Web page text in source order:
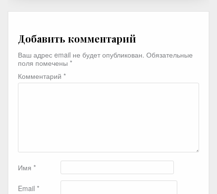
Добавить комментарий
Ваш адрес email не будет опубликован. Обязательные
поля помечены *
Комментарий *
Имя *
Email *